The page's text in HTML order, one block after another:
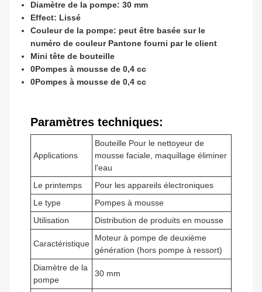
Diamètre de la pompe: 30 mm
Effect: Lissé
Couleur de la pompe: peut être basée sur le
numéro de couleur Pantone fourni par le client
Mini tête de bouteille
0Pompes à mousse de 0,4 cc
0Pompes à mousse de 0,4 cc
Paramètres techniques:
Applications
Bouteille Pour le nettoyeur de
mousse faciale, maquillage éliminer
l'eau
Le printemps
Pour les appareils électroniques
Le type
Pompes à mousse
Utilisation
Distribution de produits en mousse
Caractéristique
Moteur à pompe de deuxième
génération (hors pompe à ressort)
Diamètre de la
pompe
30 mm